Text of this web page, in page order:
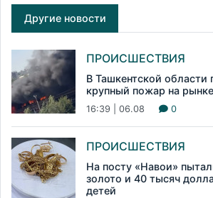
Другие новости
ПРОИСШЕСТВИЯ
В Ташкентской области
крупный пожар на
16:39 | 06.08 0
ПРОИСШЕСТВИЯ
На посту «Навои»
золото и 40 тысяч
детей